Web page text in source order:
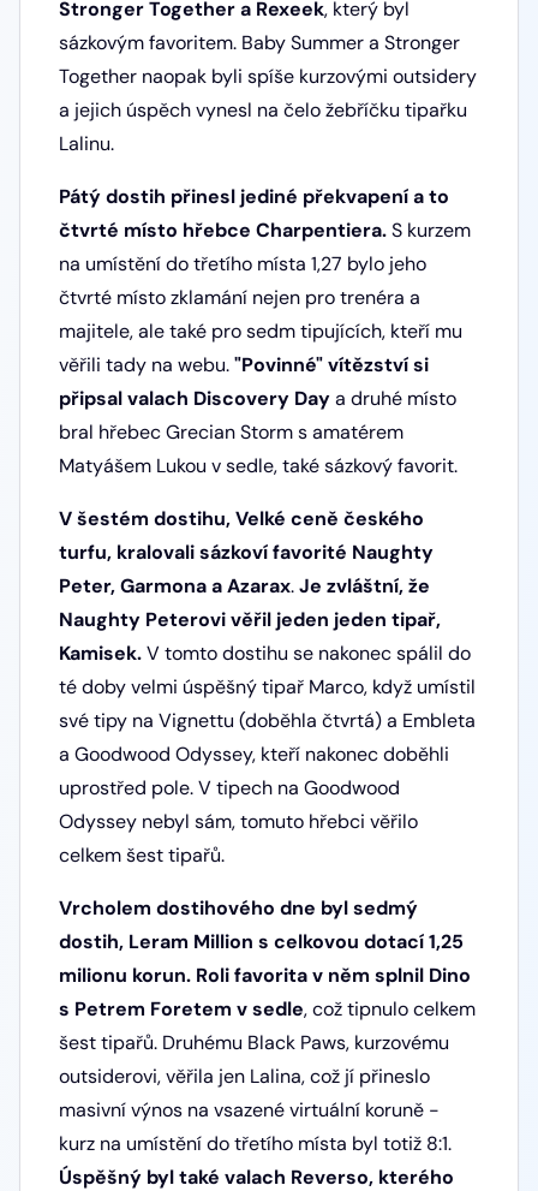
Stronger Together a Rexeek, který byl
sázkovým favoritem. Baby Summer a Stronger
Together naopak byli spíše kurzovými outsidery
a jejich úspěch vynesl na čelo žebříčku tipařku
Lalinu.
Pátý dostih přinesl jediné překvapení a to
čtvrté místo hřebce Charpentiera.S kurzem
na umístění do třetího místa 1,27 bylo jeho
čtvrté místo zklamání nejen pro trenéra a
majitele, ale také pro sedm tipujících, kteří mu
věřili tady na webu."Povinné" vítězství si
připsal valach Discovery Daya druhé místo
bral hřebec Grecian Storm s amatérem
Matyášem Lukou v sedle, také sázkový favorit.
V šestém dostihu, Velké ceně českého
turfu, kralovali sázkoví favorité Naughty
Peter, Garmona a Azarax.Je zvláštní, že
Naughty Peterovi věřil jeden jeden tipař,
Kamisek.V tomto dostihu se nakonec spálil do
té doby velmi úspěšný tipař Marco, když umístil
své tipy na Vignettu (doběhla čtvrtá) a Embleta
a Goodwood Odyssey, kteří nakonec doběhli
uprostřed pole. V tipech na Goodwood
Odyssey nebyl sám, tomuto hřebci věřilo
celkem šest tipařů.
Vrcholem dostihového dne byl sedmý
dostih, Leram Million s celkovou dotací 1,25
milionu korun. Roli favorita v něm splnil Dino
s Petrem Foretem v sedle, což tipnulo celkem
šest tipařů. Druhému Black Paws, kurzovému
outsiderovi, věřila jen Lalina, což jí přineslo
masivní výnos na vsazené virtuální koruně -
kurz na umístění do třetího místa byl totiž 8:1.
Úspěšný byl také valach Reverso, kterého